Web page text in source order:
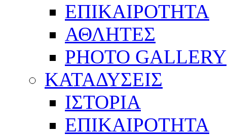
ΕΠΙΚΑΙΡΟΤΗΤΑ
ΑΘΛΗΤΕΣ
PHOTO GALLERY
ΚΑΤΑΔΥΣΕΙΣ
ΙΣΤΟΡΙΑ
ΕΠΙΚΑΙΡΟΤΗΤΑ